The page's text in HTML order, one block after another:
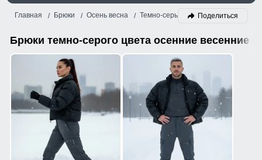
Главная Брюки Осень весна Темно-серый Поделиться
Брюки темно-серого цвета осенние весенние